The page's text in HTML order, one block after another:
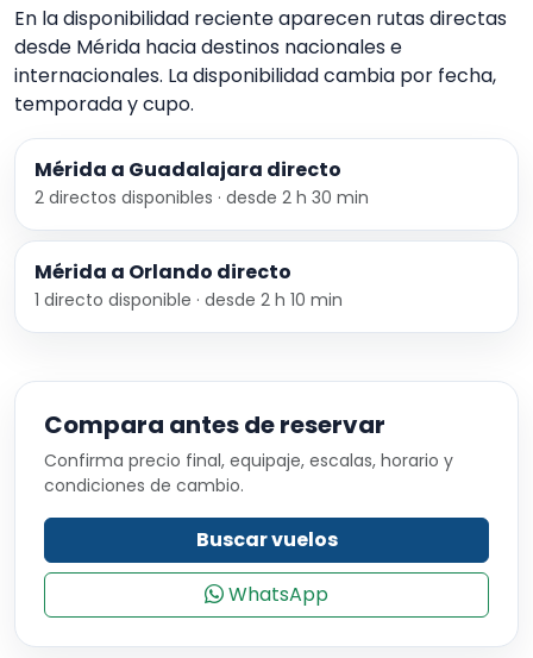
En la disponibilidad reciente aparecen rutas directas
desde Mérida hacia destinos nacionales e
internacionales. La disponibilidad cambia por fecha,
temporada y cupo.
Mérida a Guadalajara directo
2 directos disponibles · desde 2 h 30 min
Mérida a Orlando directo
1 directo disponible · desde 2 h 10 min
Compara antes de reservar
Confirma precio final, equipaje, escalas, horario y
condiciones de cambio.
Buscar vuelos
WhatsApp